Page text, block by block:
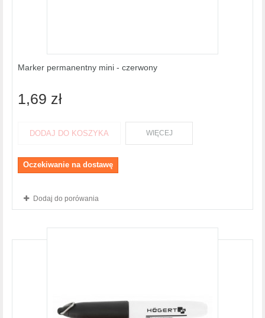
Marker permanentny mini - czerwony
1,69 zł
DODAJ DO KOSZYKA WIĘCEJ
Oczekiwanie na dostawę
Dodaj do porówania